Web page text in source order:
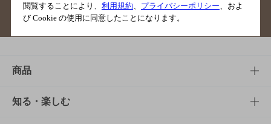
サイトマップ ご意見・ご感想
商品
商品TOP
知る・楽しむ
閲覧することにより、 利用規約 プライバシーポリシー 、およ
び Cookie の使用に同意したことになります。